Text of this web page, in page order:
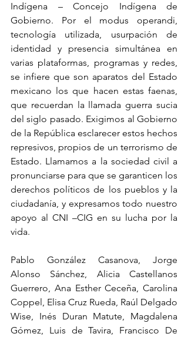
Indígena – Concejo Indígena de
Gobierno. Por el modus operandi,
tecnología utilizada, usurpación de
identidad y presencia simultánea en
varias plataformas, programas y redes,
se infiere que son aparatos del Estado
mexicano los que hacen estas faenas,
que recuerdan la llamada guerra sucia
del siglo pasado. Exigimos al Gobierno
de la República esclarecer estos hechos
represivos, propios de un terrorismo de
Estado. Llamamos a la sociedad civil a
pronunciarse para que se garanticen los
derechos políticos de los pueblos y la
ciudadanía, y expresamos todo nuestro
apoyo al CNI –CIG en su lucha por la
vida.
Pablo González Casanova, Jorge
Alonso Sánchez, Alicia Castellanos
Guerrero, Ana Esther Ceceña, Carolina
Coppel, Elisa Cruz Rueda, Raúl Delgado
Wise, Inés Duran Matute, Magdalena
Gómez, Luis de Tavira, Francisco De